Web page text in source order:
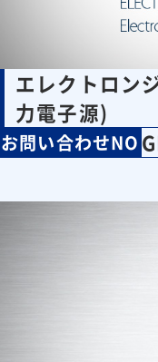
エレクトロン
力電子源)
お問い合わせNO